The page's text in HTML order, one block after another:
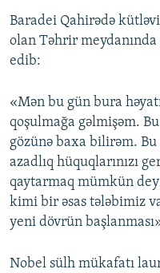
Baradei Qahirədə
olan Təhrir meydanında
edib:
«Mən bu gün bura
qoşulmağa gəlmişəm.
gözünə baxa bilirəm.
azadlıq hüquqlarınızı
qaytarmaq mümkün
kimi bir əsas tələbimiz
yeni dövrün
Nobel sülh mükafatı